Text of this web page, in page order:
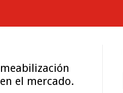
el mercado.